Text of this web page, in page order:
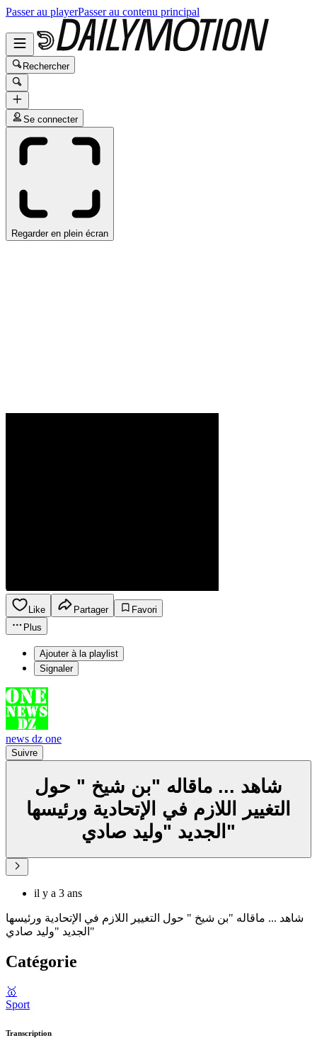
Passer au playerPasser au contenu principal
Rechercher
Se connecter
Regarder en plein écran
Like Partager
Favori
Plus
Ajouter à la playlist
Signaler
news dz one
Suivre
شاهد ... ماقاله "بن شيخ " حول
التغيير اللازم في الإتحادية ورئيسها
الجديد "وليد صادي"
il y a 3 ans
شاهد ... ماقاله "بن شيخ " حول التغيير اللازم في الإتحادية ورئيسها
الجديد "وليد صادي"
Catégorie
🥇
Sport
Transcription